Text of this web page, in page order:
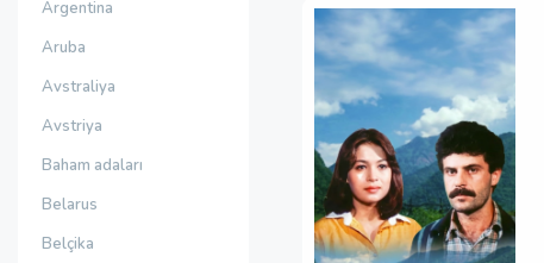
Argentina
Aruba
Avstraliya
Avstriya
Baham adaları
Belarus
Belçika